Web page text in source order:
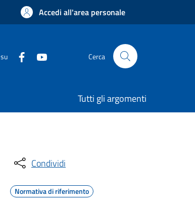
Accedi all'area personale
Cerca
Tutti gli argomenti
Condividi
Normativa di riferimento